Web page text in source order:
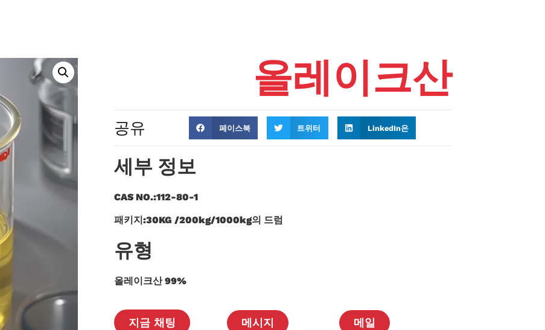
올레이크산
공유 페이스북 트위터 LinkedIn은
세부 정보
CAS NO.:112-80-1
패키지:30KG /200kg/1000kg의 드럼
유형
올레이크산 99%
지금 채팅 메시지 메일